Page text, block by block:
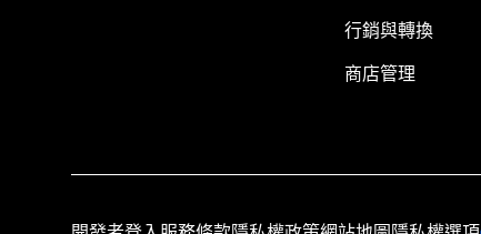
行銷與轉換
商店管理